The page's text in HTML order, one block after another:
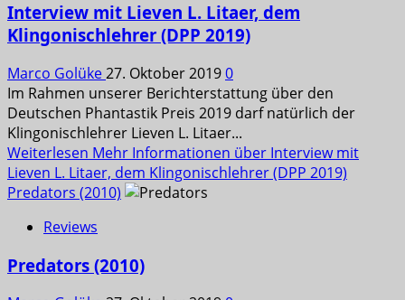
Interview mit Lieven L. Litaer, dem
Klingonischlehrer (DPP 2019)
Marco Golüke27. Oktober 20190
Im Rahmen unserer Berichterstattung über den
Deutschen Phantastik Preis 2019 darf natürlich der
Klingonischlehrer Lieven L. Litaer...
Weiterlesen Mehr Informationen über Interview mit
Lieven L. Litaer, dem Klingonischlehrer (DPP 2019)
Predators (2010)
Reviews
Predators (2010)